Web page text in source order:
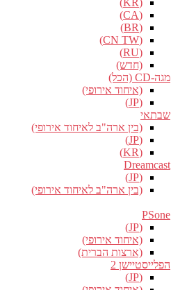
(KR)
(CA)
(BR)
(CN TW)
(RU)
(חדש)
מגה-CD (הכל)
(איחוד אירופי)
(JP)
שבתאי
(בין ארה"ב לאיחוד אירופי)
(JP)
(KR)
Dreamcast
(JP)
(בין ארה"ב לאיחוד אירופי)
PSone
(JP)
(איחוד אירופי)
(ארצות הברית)
הפלייסטיישן 2
(JP)